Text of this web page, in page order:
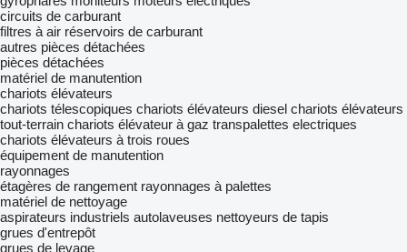
circuits de carburant
filtres à air réservoirs de carburant
autres pièces détachées
pièces détachées
matériel de manutention
chariots élévateurs
chariots télescopiques chariots élévateurs diesel chariots élévateurs
tout-terrain chariots élévateur à gaz transpalettes electriques
chariots élévateurs à trois roues
équipement de manutention
rayonnages
étagères de rangement rayonnages à palettes
matériel de nettoyage
aspirateurs industriels autolaveuses nettoyeurs de tapis
grues d'entrepôt
grues de levage